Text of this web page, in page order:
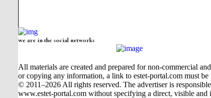
we are in the social networks
All materials are created and prepared for non-commercial
or copying any information, a link to estet-portal.com must be
© 2011–2026 All rights reserved. The advertiser is
www.estet-portal.com without specifying a direct, visible